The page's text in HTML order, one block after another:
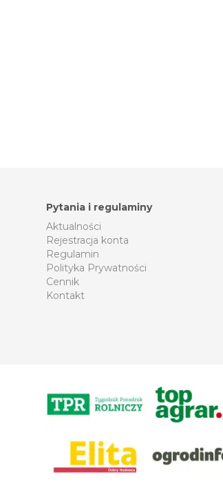
Pytania i regulaminy
Aktualności
Rejestracja konta
Regulamin
Polityka Prywatności
Cennik
Kontakt